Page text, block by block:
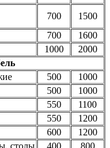
700
1500
700
1600
1000
2000
500
1000
500
1000
550
1100
550
1200
600
1200
столы
400
800